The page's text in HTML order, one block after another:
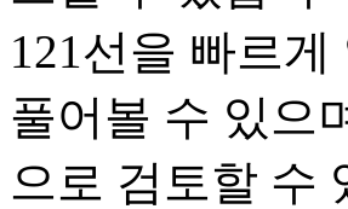
121선을 빠르
풀어볼 수 있으
으로 검토할 수